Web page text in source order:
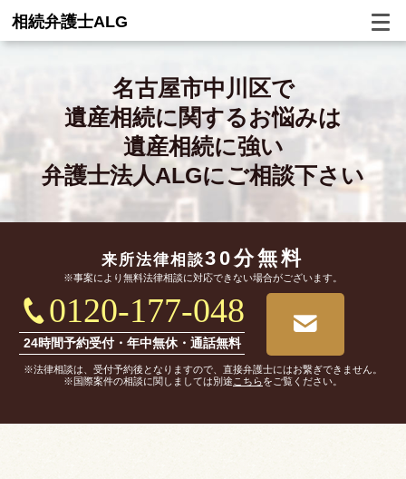
相続弁護士ALG
名古屋市中川区で
遺産相続に関するお悩みは
遺産相続に強い
弁護士法人ALGにご相談下さい
来所法律相談30分無料
※事案により無料法律相談に対応できない場合がございます。
0120-177-048
24時間予約受付・年中無休・通話無料
※法律相談は、受付予約後となりますので、直接弁護士にはお繋ぎできません。
※国際案件の相談に関しましては別途 こちらをご覧ください。